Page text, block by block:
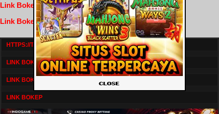
Link Bokep Indofilm
Link Bokep FilmNikmat
HTTPS://TV1.BOSKU21.CAM/
LINK BOKEP DRAMASERIAL
LINK BOKEP
LINK BOKEP